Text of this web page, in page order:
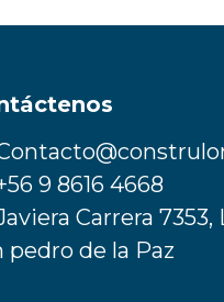
9 8616 4668
Carrera 7353,
pedro de la Paz